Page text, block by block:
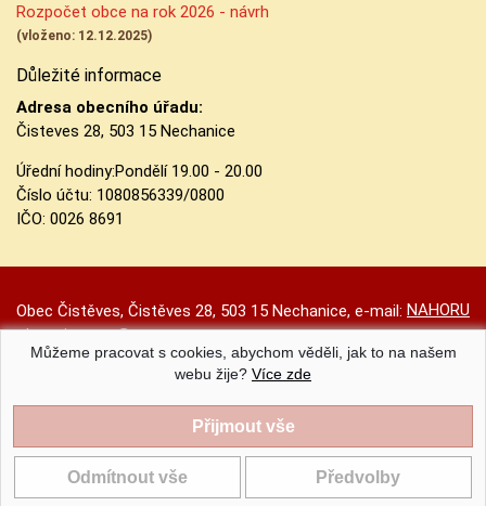
Rozpočet obce na rok 2026 - návrh
(vloženo: 12.12.2025)
Důležité informace
Adresa obecního úřadu:
Čisteves 28, 503 15 Nechanice
Úřední hodiny:Pondělí 19.00 - 20.00
Číslo účtu: 1080856339/0800
IČO: 0026 8691
NAHORU
Obec Čistěves, Čistěves 28, 503 15 Nechanice, e-mail:
obec.cisteves@seznam.cz
Prohlášení o přístupnosti|Původní web|Nastavení cookies
Obec Čistěves |Provozováno na systému CMS-OBCE | Vyrobil
INET-SERVIS.CZ| 2020 - 2026
Můžeme pracovat s cookies, abychom věděli, jak to na našem
webu žije? Více zde